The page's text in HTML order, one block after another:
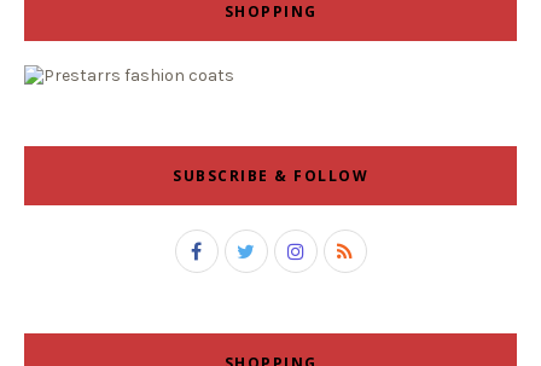
SHOPPING
SUBSCRIBE & FOLLOW